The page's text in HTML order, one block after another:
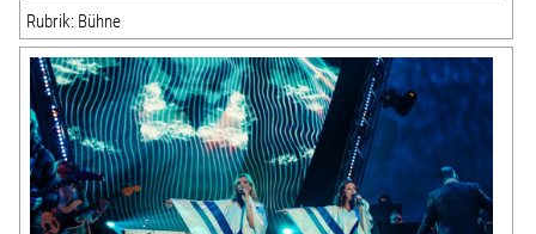
Rubrik: Bühne